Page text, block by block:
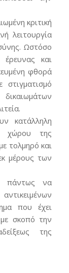
κριτική
λειτουργία
Ωστόσο
έρευνας και
φθορά
κατάλληλη
χώρου της
τολμηρό και
μέρους των
πάντως να
που έχει
με σκοπό την
της